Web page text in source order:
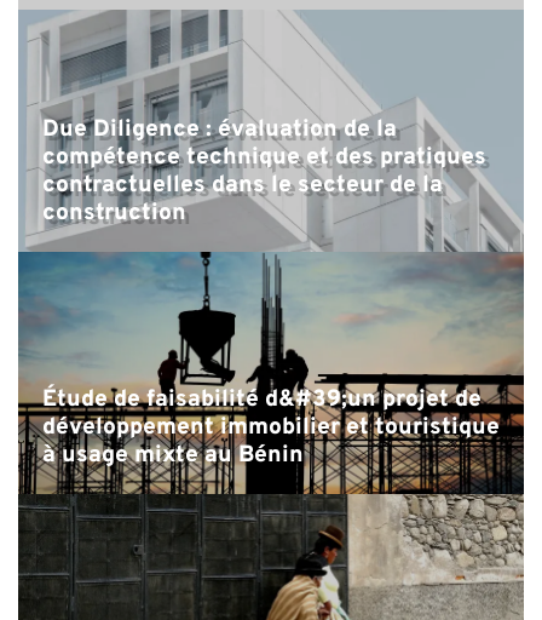
Due Diligence : évaluation de la
compétence technique et des pratiques
contractuelles dans le secteur de la
construction
Étude de faisabilité d&#39;un projet de
développement immobilier et touristique
à usage mixte au Bénin